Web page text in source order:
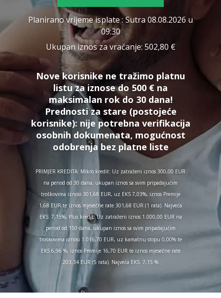
Planirano vrijeme isplate: Sutra 08.08.2026 u
09:30
Ukupan iznos za vraćanje: 502,80 €
Nove korisnike ne tražimo platnu
listu za iznose do 500 € na
maksimalan rok do 30 dana!
Prednosti za stare (postojeće
korisnike): nije potrebna verifikacija
osobnih dokumenata, mogućnost
odobrenja bez platne liste
PRIMJER KREDITA: Mikro kredit: Uz zatraženi iznos 300,00 EUR
na period od 30 dana, ukupan iznos sa svim pripadajućim
troškovima iznosi 301,68 EUR, uz EKS 7,03%, iznos Premije
1,68 EUR te iznos mjesečne rate 301,68 EUR (1 rata). Najveća
EKS: 7,15%, Plus kredit: Uz zatraženi iznos 1.000,00 EUR na
period od 150 dana, ukupan iznos sa svim pripadajućim
troškovima iznosi 1.016,70 EUR, uz kamatnu stopu 0,00% te
EKS 6,96 %, iznos Premije 16,70 EUR te iznos mjesečne rate
203,34 EUR (5 rata). Najveća EKS: 7,15 %